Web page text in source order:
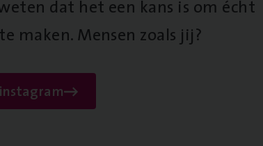
dat het een kans is om écht
maken. Mensen zoals jij?